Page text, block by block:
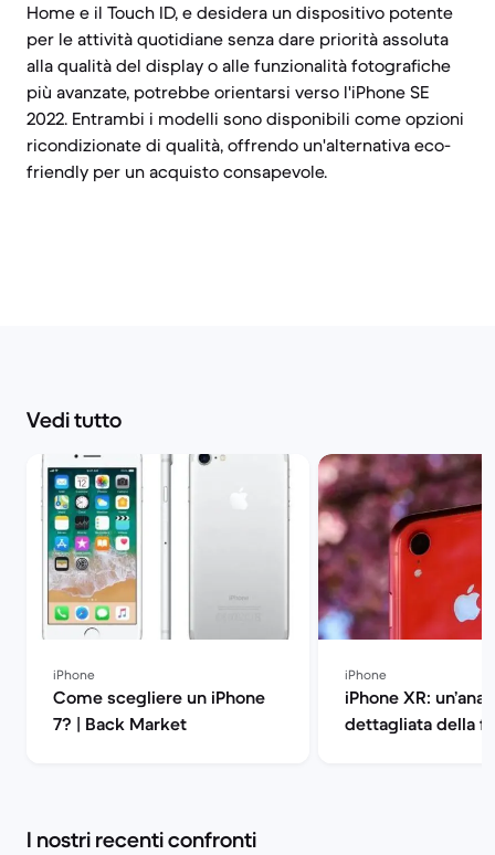
Home e il Touch ID, e desidera un dispositivo potente
per le attività quotidiane senza dare priorità assoluta
alla qualità del display o alle funzionalità fotografiche
più avanzate, potrebbe orientarsi verso l'iPhone SE
2022. Entrambi i modelli sono disponibili come opzioni
ricondizionate di qualità, offrendo un'alternativa eco-
friendly per un acquisto consapevole.
Vedi tutto
iPhone
Come scegliere un iPhone
7? | Back Market
iPhone
iPhone XR:
dettagliata della
I nostri recenti confronti